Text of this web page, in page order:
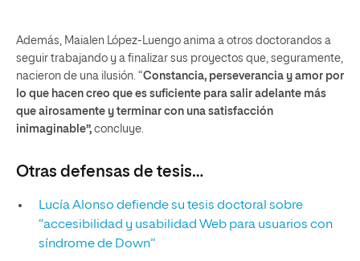
Además, Maialen López-Luengo anima a otros doctorandos a
seguir trabajando y a finalizar sus proyectos que, seguramente,
nacieron de una ilusión. “Constancia, perseverancia y amor por
lo que hacen creo que es suficiente para salir adelante más
que airosamente y terminar con una satisfacción
inimaginable”, concluye.
Otras defensas de tesis…
Lucía Alonso defiende su tesis doctoral sobre
“accesibilidad y usabilidad Web para usuarios con
síndrome de Down”